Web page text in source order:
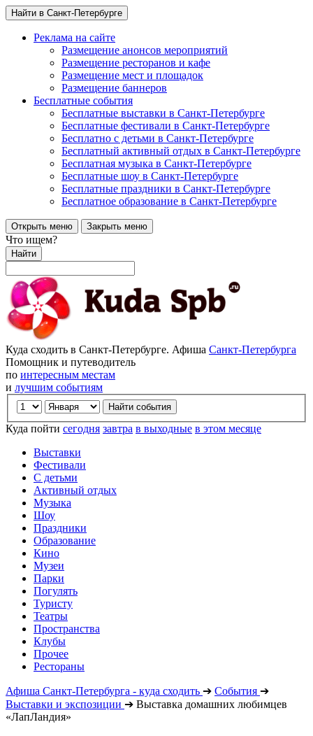
Найти в Санкт-Петербурге
Реклама на сайте
Размещение анонсов мероприятий
Размещение ресторанов и кафе
Размещение мест и площадок
Размещение баннеров
Бесплатные события
Бесплатные выставки в Санкт-Петербурге
Бесплатные фестивали в Санкт-Петербурге
Бесплатно с детьми в Санкт-Петербурге
Бесплатный активный отдых в Санкт-Петербурге
Бесплатная музыка в Санкт-Петербурге
Бесплатные шоу в Санкт-Петербурге
Бесплатные праздники в Санкт-Петербурге
Бесплатное образование в Санкт-Петербурге
Открыть меню Закрыть меню
Что ищем?
Найти
Куда сходить в Санкт-Петербурге. Афиша Санкт-Петербурга
Помощник и путеводитель
по интересным местам
и лучшим событиям
Куда пойти сегодня завтра в выходные в этом месяце
Выставки
Фестивали
С детьми
Активный отдых
Музыка
Шоу
Праздники
Образование
Кино
Музеи
Парки
Погулять
Туристу
Театры
Пространства
Клубы
Прочее
Рестораны
Афиша Санкт-Петербурга - куда сходить ➔ События ➔
Выставки и экспозиции ➔ Выставка домашних любимцев
«ЛапЛандия»